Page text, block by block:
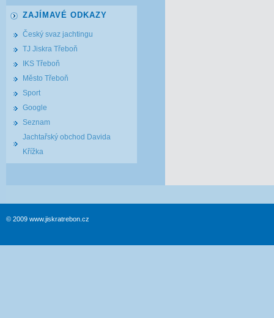
ZAJÍMAVÉ ODKAZY
Český svaz jachtingu
TJ Jiskra Třeboň
IKS Třeboň
Město Třeboň
Sport
Google
Seznam
Jachtařský obchod Davida
Křížka
© 2009 www.jiskratrebon.cz